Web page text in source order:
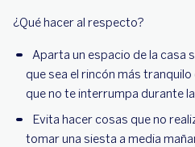
¿Qué hacer al respecto?
Aparta un espacio de la casa
que sea el rincón más
que no te interrumpa durante
Evita hacer cosas que no
tomar una siesta a media